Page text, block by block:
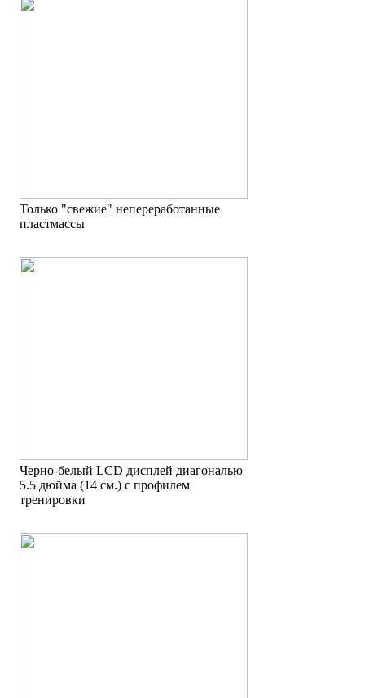
Только "свежие" непереработанные
пластмассы
Черно-белый LCD дисплей диагональю
5.5 дюйма (14 см.) с профилем
тренировки